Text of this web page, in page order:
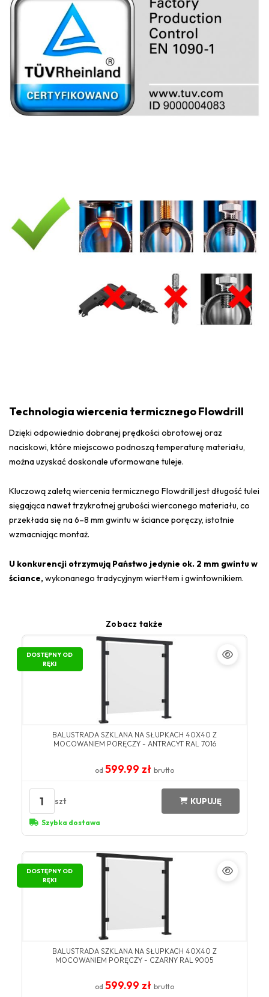
Technologia wiercenia termicznego Flowdrill
Dzięki odpowiednio dobranej prędkości obrotowej oraz
naciskowi, które miejscowo podnoszą temperaturę materiału,
można uzyskać doskonale uformowane tuleje.
Kluczową zaletą wiercenia termicznego Flowdrill jest długość tulei
sięgająca nawet trzykrotnej grubości wierconego materiału, co
przekłada się na 6–8 mm gwintu w ściance poręczy, istotnie
wzmacniając montaż.
U konkurencji otrzymują Państwo jedynie ok. 2 mm gwintu w
ściance,wykonanego tradycyjnym wiertłem i gwintownikiem.
Zobacz także
DOSTĘPNY OD
RĘKI
BALUSTRADA SZKLANA NA SŁUPKACH 40X40 Z
MOCOWANIEM PORĘCZY - ANTRACYT RAL 7016
od 599.99 zł brutto
1 szt KUPUJĘ
Szybka dostawa
DOSTĘPNY OD
RĘKI
BALUSTRADA SZKLANA NA SŁUPKACH 40X40 Z
MOCOWANIEM PORĘCZY - CZARNY RAL 9005
od 599.99 zł brutto